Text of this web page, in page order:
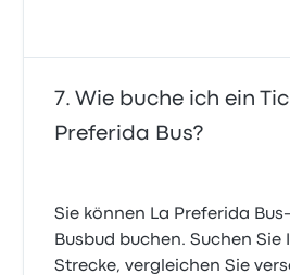
Wie buche ich ein
Preferida Bus?
Sie können La Preferida
Busbud buchen. Suchen Sie
Strecke, vergleichen Sie